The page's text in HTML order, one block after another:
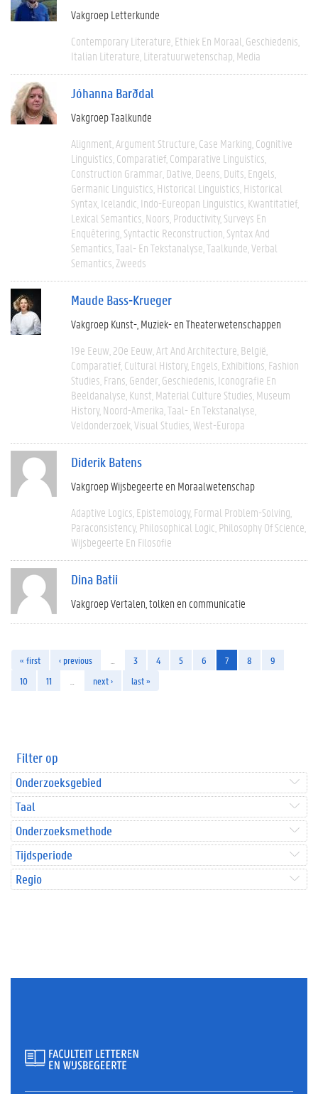
Vakgroep Letterkunde
Contemporary Literature Ethiek En Moraal Geschiedenis
Italian Literature Literatuurwetenschap Media
Jóhanna Barðdal
Vakgroep Taalkunde
Alignment Argument Structure Case Marking Cognitive
Linguistics Comparatief Comparative Linguistics
Construction Grammar Dative Deens Duits Engels
Germanic Linguistics Historical Linguistics Historical
Syntax Icelandic Indo-Eureopan Linguistics Kwantitatief
Lexical Semantics Noors Productivity Surveys En
Enquêtering Syntactic Reconstruction Syntax And
Semantics Taal- En Tekstanalyse Taalkunde Verbal
Semantics Zweeds
Maude Bass-Krueger
Vakgroep Kunst-, Muziek- en Theaterwetenschappen
19e Eeuw 20e Eeuw Art And Architecture België
Comparatief Cultural History Engels Exhibitions Fashion
Studies Frans Gender Geschiedenis Iconografie En
Beeldanalyse Kunst Material Culture Studies Museum
History Noord-Amerika Taal- En Tekstanalyse
Veldonderzoek Visual Studies West-Europa
Diderik Batens
Vakgroep Wijsbegeerte en Moraalwetenschap
Adaptive Logics Epistemology Formal Problem-Solving
Paraconsistency Philosophical Logic Philosophy Of Science
Wijsbegeerte En Filosofie
Dina Batii
Vakgroep Vertalen, tolken en communicatie
« first ‹ previous 3 4 5 6 7 8
9
10
11 next › last »
Filter op
Onderzoeksgebied
Taal
Onderzoeksmethode
Tijdsperiode
Regio